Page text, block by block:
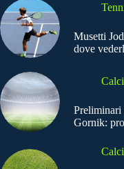
Musetti
dove
Preliminari
Gornik: